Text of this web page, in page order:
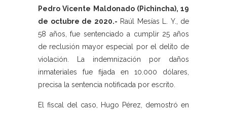
Pedro Vicente Maldonado (Pichincha), 19
de octubre de 2020.- Raúl Mesías L. Y., de
58 años, fue sentenciado a cumplir 25 años
de reclusión mayor especial por el delito de
violación. La indemnización por daños
inmateriales fue fijada en 10.000 dólares,
precisa la sentencia notificada por escrito.
El fiscal del caso, Hugo Pérez, demostró en